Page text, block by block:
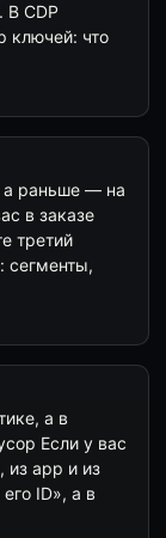
В CDP
ключей: что
а раньше — на
в заказе
третий
сегменты,
а в
Если у вас
из app и из
ID», а в